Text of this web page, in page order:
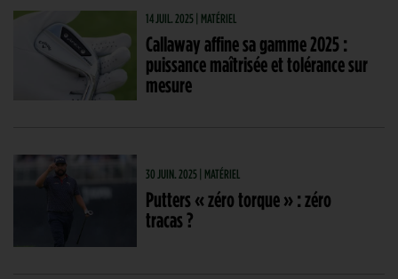
14 JUIL. 2025 | MATÉRIEL
Callaway affine sa gamme 2025 :
puissance maîtrisée et tolérance sur
mesure
30 JUIN. 2025 | MATÉRIEL
Putters « zéro torque » : zéro
tracas ?